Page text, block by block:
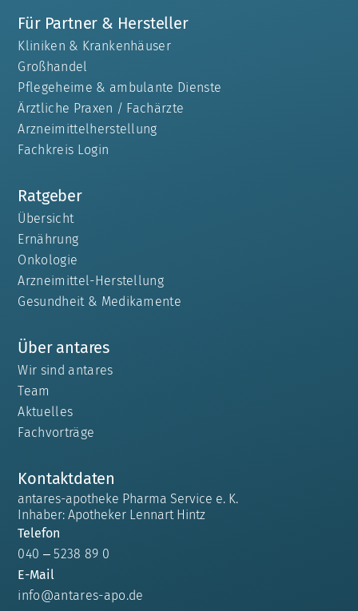
Für Partner & Hersteller
Kliniken & Krankenhäuser
Großhandel
Pflegeheime & ambulante Dienste
Ärztliche Praxen / Fachärzte
Arzneimittelherstellung
Fachkreis Login
Ratgeber
Übersicht
Ernährung
Onkologie
Arzneimittel-Herstellung
Gesundheit & Medikamente
Über antares
Wir sind antares
Team
Aktuelles
Fachvorträge
Kontaktdaten
antares-apotheke Pharma Service e. K.
Inhaber: Apotheker Lennart Hintz
Telefon
040 – 5238 89 0
E-Mail
info@antares-apo.de